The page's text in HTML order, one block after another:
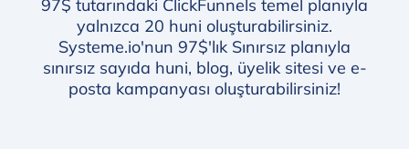
97$ tutarındaki ClickFunnels temel planıyla
yalnızca 20 huni oluşturabilirsiniz.
Systeme.io'nun 97$'lık Sınırsız planıyla
sınırsız sayıda huni, blog, üyelik sitesi ve e-
posta kampanyası oluşturabilirsiniz!